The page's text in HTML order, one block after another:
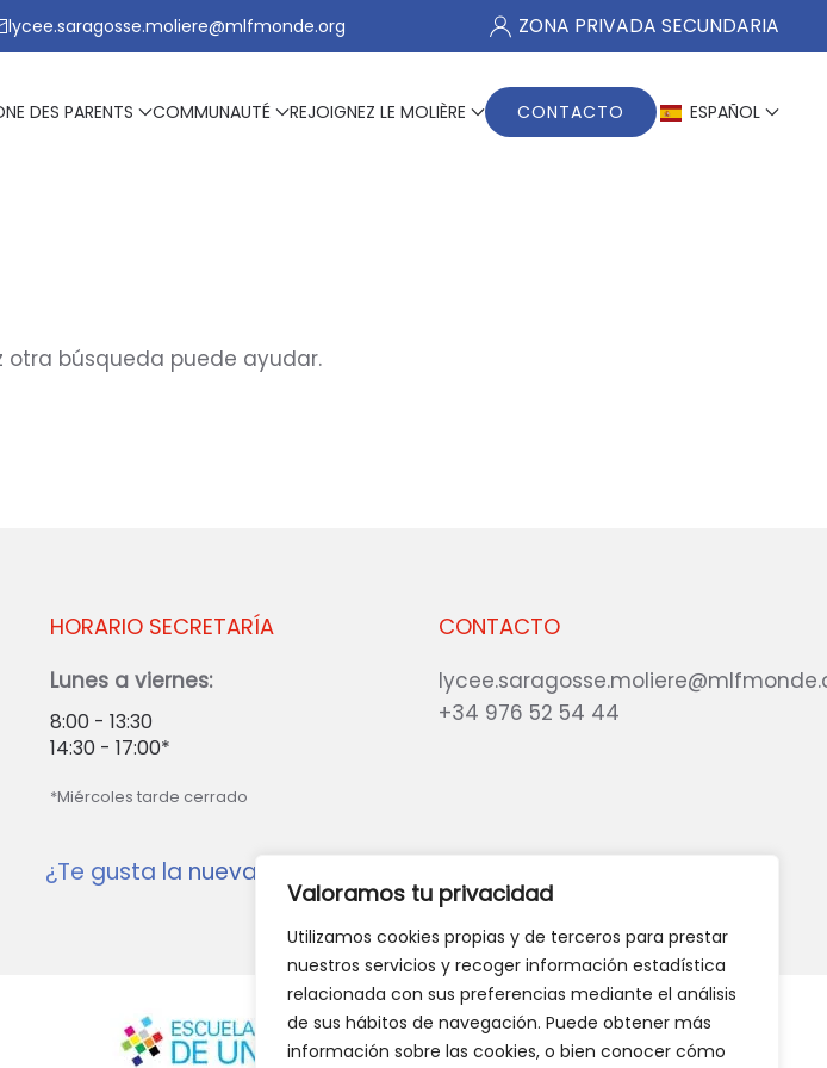
Valoramos tu privacidad
Utilizamos cookies propias y de terceros para prestar
nuestros servicios y recoger información estadística
relacionada con sus preferencias mediante el análisis
de sus hábitos de navegación. Puede obtener más
información sobre las cookies, o bien conocer cómo
lycee.saragosse.moliere@mlfmonde.org ZONA PRIVADA SECUNDARIA
DES PARENTS COMMUNAUTÉ REJOIGNEZ LE MOLIÈRE CONTACTO ESPAÑOL
otra búsqueda puede ayudar.
CONTACTO
+34 976 52 54 44
HORARIO SECRETARÍA
Lunes a viernes:
8:00 - 13:30
14:30 - 17:00*
*Miércoles tarde cerrado
¿Te gusta la nueva web?